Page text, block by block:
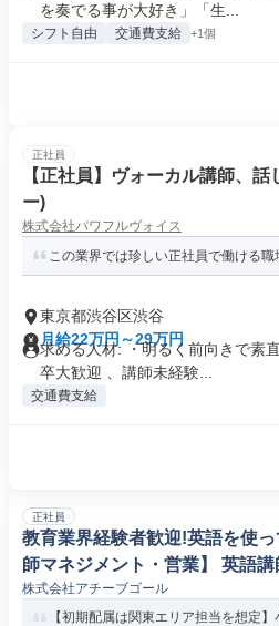
を奏でる事が大好き」「生...
シフト自由 交通費支給 +1個
正社員
【正社員】ヴォーカル講師、
ー)
株式会社パワフルヴォイス
この業界では珍しい正社員で働ける職
東京都渋谷区渋谷
月給22万円～29万円
求める人材: ・明るく前向きで素
卒大歓迎 、講師未経験...
交通費支給
正社員
教育業界経験者歓迎!英語を使
師マネジメント・営業】 英語
株式会社アチーブゴール
【初期配属は関東エリア担当を想定